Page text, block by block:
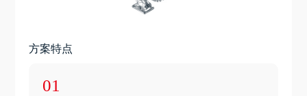
方案特点
01